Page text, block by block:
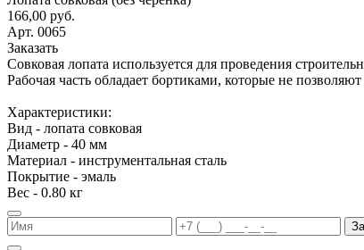
166,00 руб.
Арт. 0065
Заказать
Совковая лопата используется для проведения
Рабочая часть обладает бортиками, которые не
Характеристики:
Вид - лопата совковая
Диаметр - 40 мм
Материал - инструментальная сталь
Покрытие - эмаль
Вес - 0.80 кг